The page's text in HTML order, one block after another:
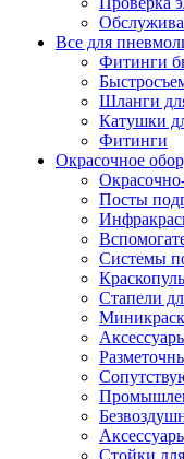
Все для
Фитинги
Шланги
Катушки
Фитинги
Окрасочное
Посты
Системы
Стапели
Стойки